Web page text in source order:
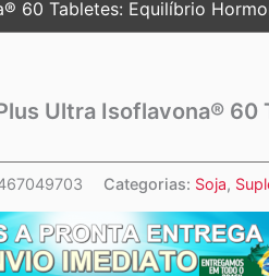
60 Tabletes: Equilíbrio
Ultra Isoflavona®
Categorias: Soja,